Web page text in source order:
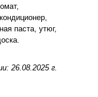
паста, утюг,
26.08.2025 г.